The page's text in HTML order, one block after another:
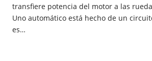
transfiere potencia del motor a las
Uno automático está hecho de un
es…